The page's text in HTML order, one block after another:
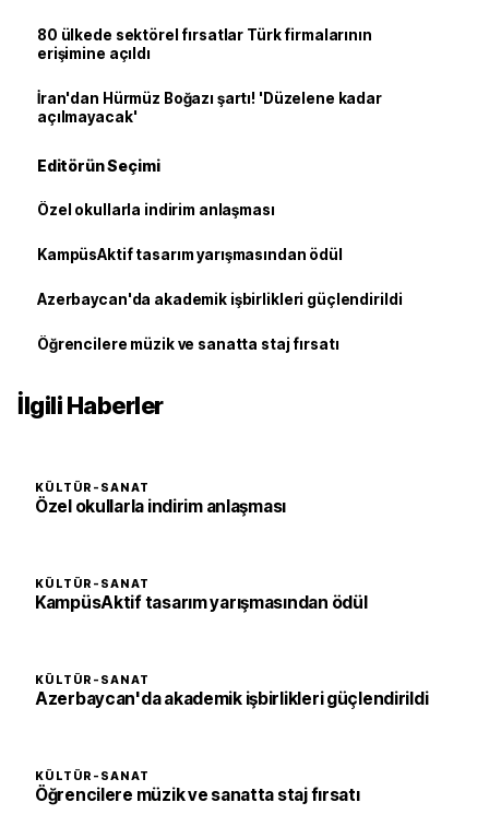
80 ülkede sektörel fırsatlar Türk firmalarının
erişimine açıldı
İran'dan Hürmüz Boğazı şartı! 'Düzelene kadar
açılmayacak'
Editörün Seçimi
Özel okullarla indirim anlaşması
KampüsAktif tasarım yarışmasından ödül
Azerbaycan'da akademik işbirlikleri güçlendirildi
Öğrencilere müzik ve sanatta staj fırsatı
İlgili Haberler
KÜLTÜR-SANAT
Özel okullarla indirim anlaşması
KÜLTÜR-SANAT
KampüsAktif tasarım yarışmasından ödül
KÜLTÜR-SANAT
Azerbaycan'da akademik işbirlikleri güçlendirildi
KÜLTÜR-SANAT
Öğrencilere müzik ve sanatta staj fırsatı